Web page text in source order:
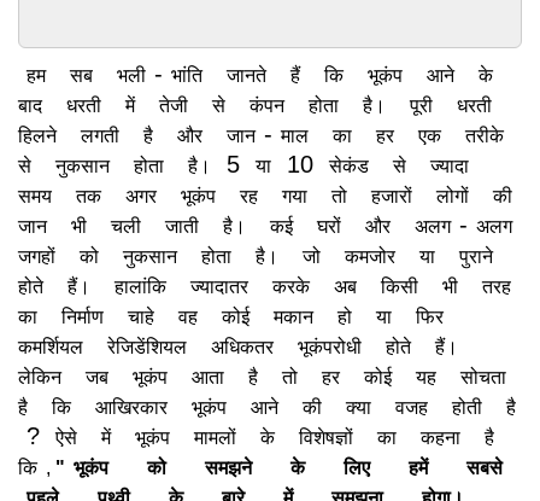
हम सब भली - भांति जानते हैं कि भूकंप आने
के
बाद
धरती में तेजी से कंपन होता है। पूरी
धरती
हिलने
लगती है और जान - माल का हर एक
तरीके
से
नुकसान होता है। 5 या 10 सेकंड से
ज्यादा
समय
तक अगर भूकंप रह गया तो हजारों लोगों
की
जान
भी चली जाती है। कई घरों और अलग - अलग
जगहों
को नुकसान होता है। जो कमजोर या
पुराने
होते
हैं। हालांकि ज्यादातर करके अब किसी भी
तरह
का
निर्माण चाहे वह कोई मकान हो या
फिर
कमर्शियल
रेजिडेंशियल अधिकतर भूकंपरोधी होते
हैं।
लेकिन
जब भूकंप आता है तो हर कोई यह
सोचता
है
कि आखिरकार भूकंप आने की क्या वजह होती है
? ऐसे में भूकंप मामलों के विशेषज्ञों का कहना
है
कि , " भूकंप को समझने के लिए हमें
सबसे